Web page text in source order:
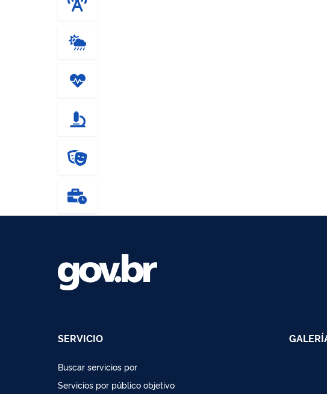
SERVICIO
Buscar servicios por
Servicios por público objetivo